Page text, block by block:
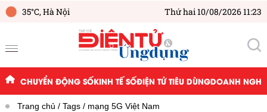
35°C,Hà Nội Thứ hai 10/08/2026 11:23
CHUYỂN ĐỘNG SỐKINH TẾ SỐĐIỆN TỬ TIÊU DÙNGDOANH
Trang chủ Tags mạng 5G Việt Nam